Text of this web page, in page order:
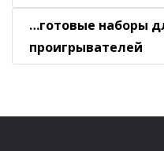
…готовые наборы
проигрывателей